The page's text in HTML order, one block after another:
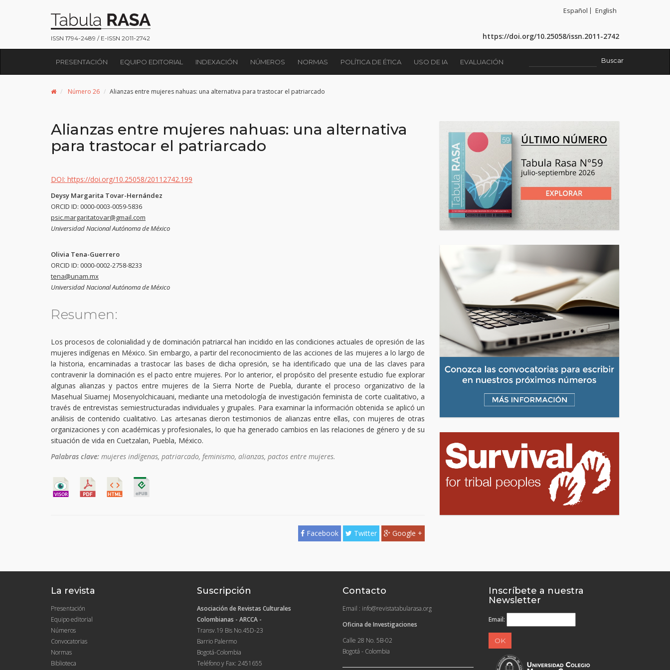
ISSN 1794-2489 / E-ISSN 2011-2742
Español English
https://doi.org/10.25058/issn.2011-2742
PRESENTACIÓN EQUIPO EDITORIAL INDEXACIÓN NÚMEROS NORMAS POLÍTICA DE ÉTICA USO DE IA EVALUACIÓN
Número 26 Alianzas entre mujeres nahuas: una alternativa para trastocar el patriarcado
Alianzas entre mujeres nahuas: una alternativa
para trastocar el patriarcado
DOI: https://doi.org/10.25058/20112742.199
Deysy Margarita Tovar-Hernández
ORCID ID: 0000-0003-0059-5836
psic.margaritatovar@gmail.com
Universidad Nacional Autónoma de México
Olivia Tena-Guerrero
ORCID ID: 0000-0002-2758-8233
tena@unam.mx
Universidad Nacional Autónoma de México
Resumen:
Los procesos de colonialidad y de dominación patriarcal han incidido en las condiciones actuales de opresión de las
mujeres indígenas en México. Sin embargo, a partir del reconocimiento de las acciones de las mujeres a lo largo de
la historia, encaminadas a trastocar las bases de dicha opresión, se ha identificado que una de las claves para
contravenir la dominación es el pacto entre mujeres. Por lo anterior, el propósito del presente estudio fue explorar
algunas alianzas y pactos entre mujeres de la Sierra Norte de Puebla, durante el proceso organizativo de la
Masehual Siuamej Mosenyolchicauani, mediante una metodología de investigación feminista de corte cualitativo, a
través de entrevistas semiestructuradas individuales y grupales. Para examinar la información obtenida se aplicó un
análisis de contenido cualitativo. Las artesanas dieron testimonios de alianzas entre ellas, con mujeres de otras
organizaciones y con académicas y profesionales, lo que ha generado cambios en las relaciones de género y de su
situación de vida en Cuetzalan, Puebla, México.
Palabras clave: mujeres indígenas, patriarcado, feminismo, alianzas, pactos entre mujeres.
Facebook Twitter Google +
La revista
Presentación
Equipo editorial
Números
Convocatorias
Normas
Biblioteca
Suscripción
Asociación de Revistas Culturales
Colombianas - ARCCA -
Transv.19 Bis No.45D-23
Barrio Palermo
Bogotá-Colombia
Teléfono y Fax: 2451655
Contacto
Email : info@revistatabularasa.org
Oficina de Investigaciones
Calle 28 No. 5B-02
Bogotá - Colombia
Inscríbete a nuestra
Newsletter
Email: